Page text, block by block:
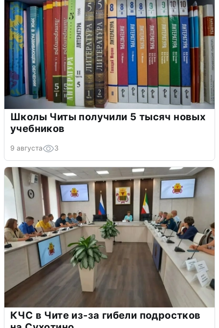
Школы Читы получили 5 тысяч новых
учебников
9 августа 3
КЧС в Чите из-за гибели подростков